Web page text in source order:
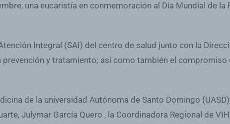
una eucaristía en conmemoración al Día Mundial de la
Integral (SAI) del centro de salud junto con la
prevención y tratamiento; así como también el
de la universidad Autónoma de Santo Domingo
Julymar García Quero , la Coordinadora Regional de